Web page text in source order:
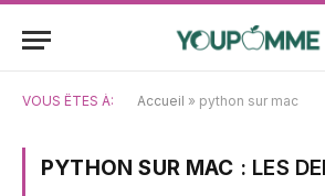
VOUS ÊTES À: Accueil » python sur mac
PYTHON SUR MAC : LES